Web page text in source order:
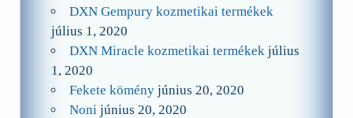
DXN Gempury kozmetikai termékek
július 1, 2020
DXN Miracle kozmetikai termékek július
1, 2020
Fekete kömény június 20, 2020
Noni június 20, 2020